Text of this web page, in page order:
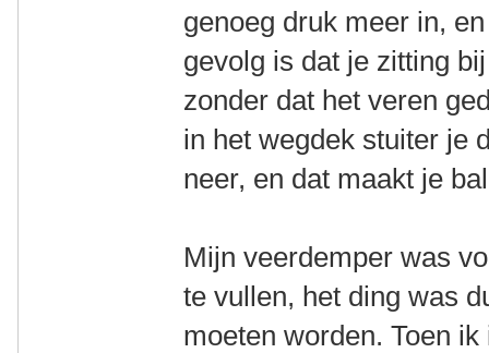
genoeg druk meer in,
gevolg is dat je zitting
zonder dat het veren
in het wegdek stuiter je
neer, en dat maakt je
Mijn veerdemper was
te vullen, het ding was
moeten worden. Toen